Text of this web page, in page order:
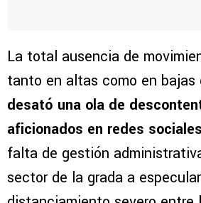
La total ausencia de
tanto en altas como en
desató una ola de
aficionados en redes sociales
falta de gestión
sector de la grada a